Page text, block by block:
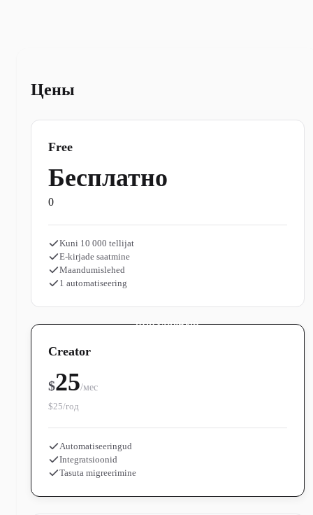
Цены
Free
Бесплатно
0
Kuni 10 000 tellijat
E-kirjade saatmine
Maandumislehed
1 automatiseering
ПОПУЛЯРНЫЙ
Creator
$25/мес
$25/год
Automatiseeringud
Integratsioonid
Tasuta migreerimine